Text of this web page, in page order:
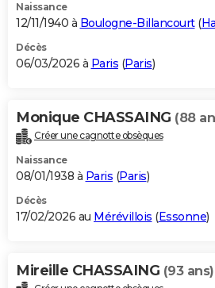
Naissance
12/11/1940 à Boulogne-Billancourt(
Décès
06/03/2026 à Paris (Paris)
Monique CHASSAING (88
Créer une cagnotte obsèques
Naissance
08/01/1938 à Paris (Paris)
Décès
17/02/2026 au Mérévillois (Essonne)
Mireille CHASSAING (93 ans)